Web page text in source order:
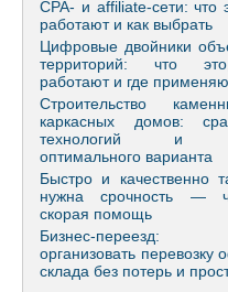
CPA- и affiliate-сети: что
работают и как выбрать
Цифровые двойники
территорий: что
работают и где
Строительство
каркасных домов:
технологий и
оптимального варианта
Быстро и качественно
нужна срочность —
скорая помощь
Бизнес-
организовать перевозку
склада без потерь и